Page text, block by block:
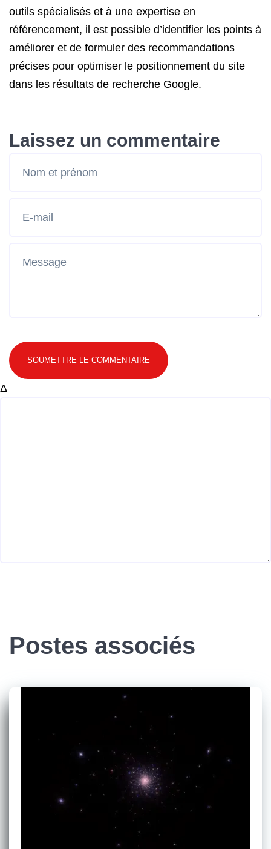
outils spécialisés et à une expertise en
référencement, il est possible d’identifier les points à
améliorer et de formuler des recommandations
précises pour optimiser le positionnement du site
dans les résultats de recherche Google.
Laissez un commentaire
SOUMETTRE LE COMMENTAIRE
Δ
Postes associés